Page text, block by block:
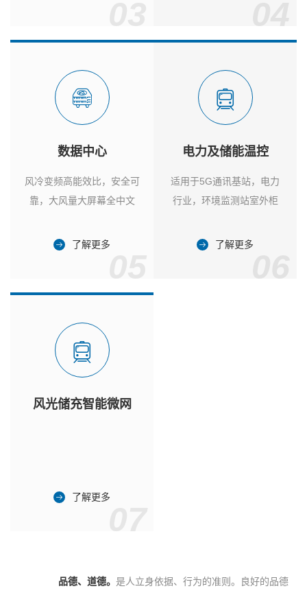
数据中心
风冷变频高能效比，安全可
靠，大风量大屏幕全中文
了解更多
电力及储能温控
适用于5G通讯基站，电力
行业，环境监测站室外柜
了解更多
风光储充智能微网
了解更多
品德、道德。 是人立身依据、行为的准则。良好的品德